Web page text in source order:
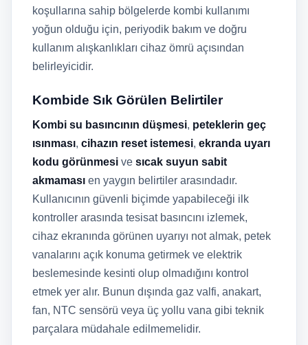
koşullarına sahip bölgelerde kombi kullanımı
yoğun olduğu için, periyodik bakım ve doğru
kullanım alışkanlıkları cihaz ömrü açısından
belirleyicidir.
Kombide Sık Görülen Belirtiler
Kombi su basıncının düşmesi, peteklerin geç
ısınması, cihazın reset istemesi, ekranda uyarı
kodu görünmesi ve sıcak suyun sabit
akmaması en yaygın belirtiler arasındadır.
Kullanıcının güvenli biçimde yapabileceği ilk
kontroller arasında tesisat basıncını izlemek,
cihaz ekranında görünen uyarıyı not almak, petek
vanalarını açık konuma getirmek ve elektrik
beslemesinde kesinti olup olmadığını kontrol
etmek yer alır. Bunun dışında gaz valfi, anakart,
fan, NTC sensörü veya üç yollu vana gibi teknik
parçalara müdahale edilmemelidir.